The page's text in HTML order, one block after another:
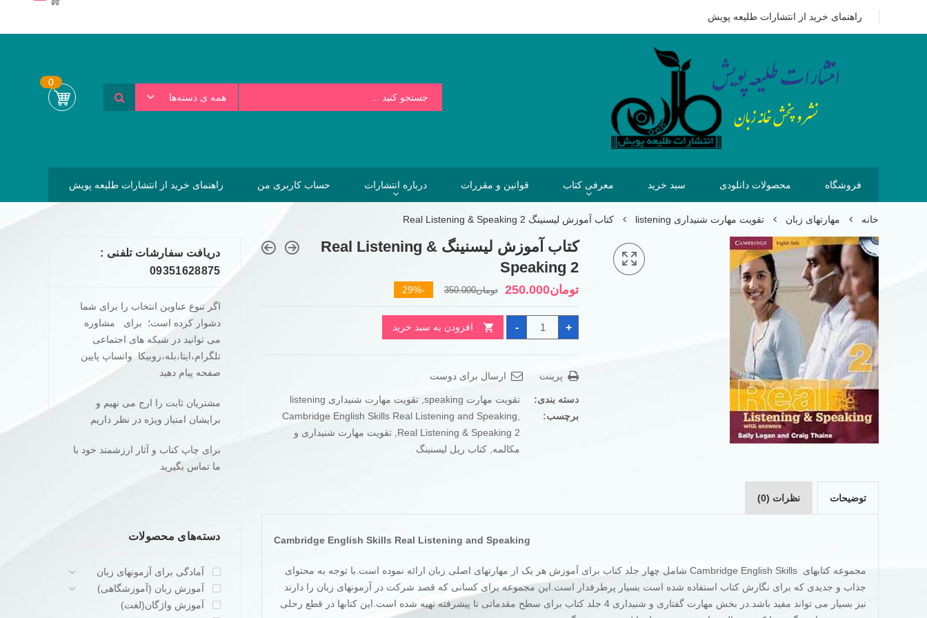
راهنمای خرید از انتشارات طلیعه پویش
09351628875 هزینه ای که امروز برای خرید کتاب می پردازیم بسیار کمتر از هزینه هایی است که فردا برای نخریدن کتاب خواهیم پرداخت.
همه ی دسته‌ها
0
فروشگاه محصولات دانلودی سبد خرید معرفی کتاب قوانین و مقررات درباره انتشارات حساب کاربری من راهنمای خرید از انتشارات طلیعه پویش
خانه مهارتهای زبان تقویت مهارت شنیداری listening کتاب آموزش لیسنینگ Real Listening & Speaking 2
کتاب آموزش لیسنینگ Real Listening &
Speaking 2
تومان350.000قیمت
تومان350.000
بود.
تومان250.000
قیمت
تومان250.000
است.
-29%
-
کتاب
آموزش
لیسنینگ
Listening
Speaking
عدد
+ افزودن به سبد خرید
پرینت ارسال برای دوست
دسته بندی: تقویت مهارت speaking
تقویت مهارت شنیداری listening
برچسب:
Cambridge English Skills Real Listening and Speaking
Real Listening & Speaking 2 تقویت مهارت شنیداری و
مکالمه کتاب ریل لیسنینگ
توضیحات نظرات (0)
Cambridge English Skills Real Listening and Speaking
مجموعه کتابهای Cambridge English Skills شامل چهار جلد کتاب برای آموزش هر یک از مهارتهای اصلی زبان ارائه نموده است.با توجه به محتوای
جذاب و جدیدی که برای نگارش کتاب استفاده شده است بسیار پرطرفدار است.این مجموعه برای کسانی که قصد شرکت در آزمونهای زبان را دارند
نیز بسیار می تواند مفید باشد.در بخش مهارت گفتاری و شنیداری 4 جلد کتاب برای سطح مقدماتی تا پیشرفته تهیه شده است.این کتابها در قطع رحلی
دریافت سفارشات تلفنی :
09351628875
اگر تنوع عناوین انتخاب را برای شما
دشوار کرده است؛ برای مشاوره
می توانید در شبکه های اجتماعی
تلگرام،ایتا،بله،روبیکا واتساپ پایین
صفحه پیام دهید
مشتریان ثابت را ارج می نهیم و
برایشان امتیاز ویژه در نظر داریم
برای چاپ کناب و آثار ارزشمند خود با
ما تماس بگیرید
دسته‌های محصولات
آمادگی برای آزمونهای زبان
آموزش زبان (آموزشگاهی)
آموزش واژگان(لغت)